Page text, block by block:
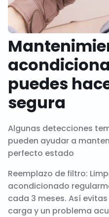
puedes
segura
Algunas detecciones
pueden ayudar a
perfecto estado
Reemplazo de filtro:
acondicionado
cada 3 meses. Así
carga y un problema